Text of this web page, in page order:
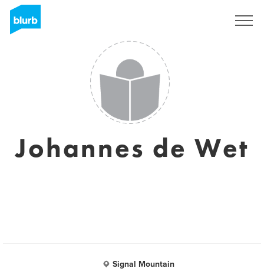
Johannes de Wet
Signal Mountain